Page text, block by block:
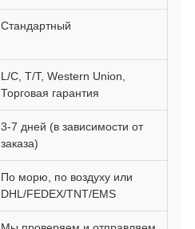
Стандартный
L/C, T/T, Western Union,
Торговая гарантия
3-7 дней (в зависимости от
заказа)
По морю, по воздуху или
DHL/FEDEX/TNT/EMS